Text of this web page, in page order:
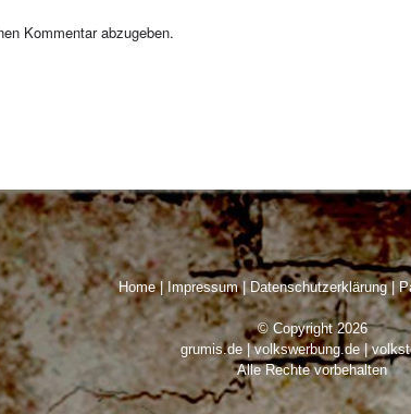
Kommentar abzugeben.
Home| Impressum|Datenschutzerklärung|
© Copyright 2026
grumis.de | volkswerbung.de |
Alle Rechte vorbehalten